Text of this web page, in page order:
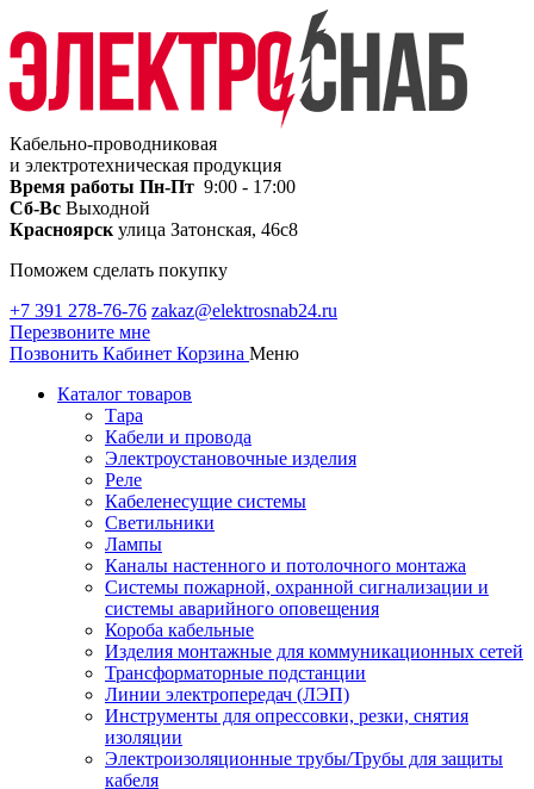
Кабельно-проводниковая
и электротехническая продукция
Время работы Пн-Пт 9:00 - 17:00
Сб-Вс Выходной
Красноярск улица Затонская, 46с8
Поможем сделать покупку
+7 391 278-76-76 zakaz@elektrosnab24.ru
Перезвоните мне
Позвонить Кабинет Корзина Меню
Каталог товаров
Тара
Кабели и провода
Электроустановочные изделия
Реле
Кабеленесущие системы
Светильники
Лампы
Каналы настенного и потолочного монтажа
Системы пожарной, охранной сигнализации и
системы аварийного оповещения
Короба кабельные
Изделия монтажные для коммуникационных сетей
Трансформаторные подстанции
Линии электропередач (ЛЭП)
Инструменты для опрессовки, резки, снятия
изоляции
Электроизоляционные трубы/Трубы для защиты
кабеля